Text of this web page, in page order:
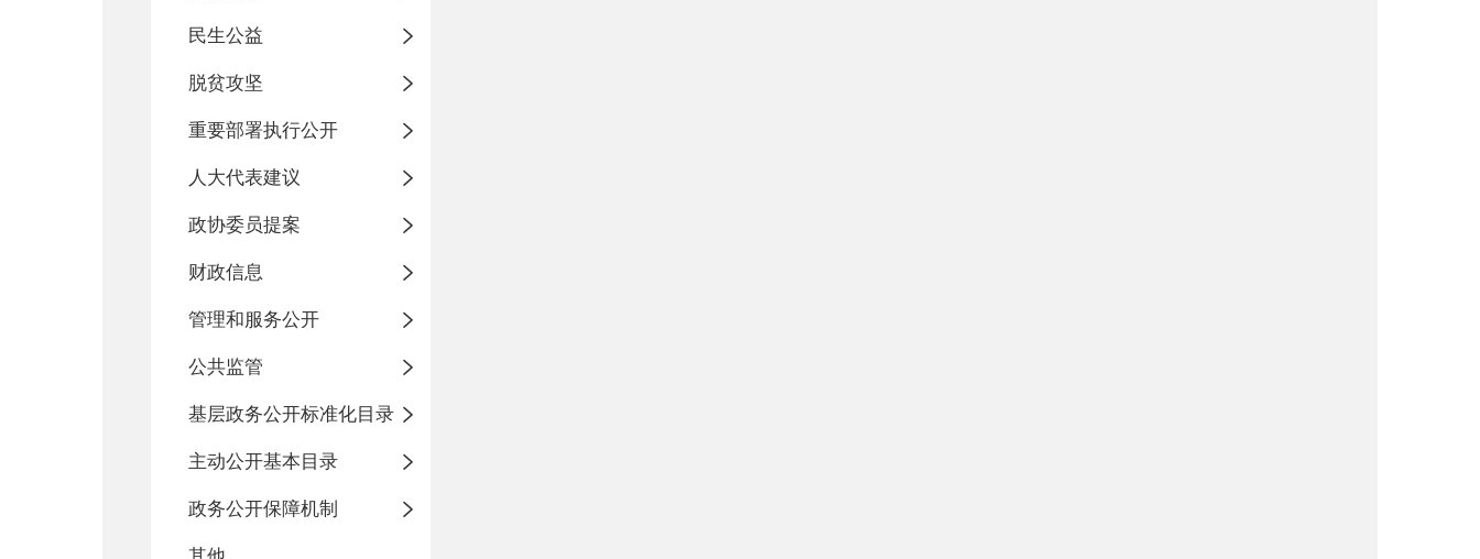
民生公益
脱贫攻坚
重要部署执行公开
人大代表建议
政协委员提案
财政信息
管理和服务公开
公共监管
基层政务公开标准化目录
主动公开基本目录
政务公开保障机制